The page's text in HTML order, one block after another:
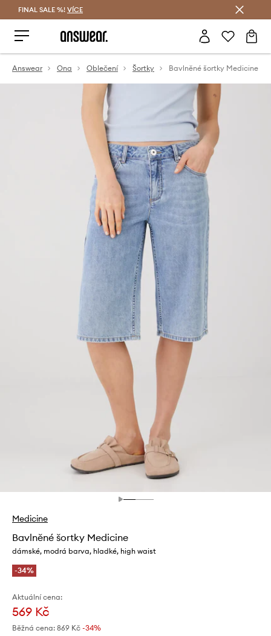
FINAL SALE %! VÍCE
Answear Ona Oblečení Šortky Bavlněné šortky Medicine
Medicine
Bavlněné šortky Medicine
dámské, modrá barva, hladké, high waist
-34%
Aktuální cena:
569 Kč
Běžná cena: 869 Kč -34%